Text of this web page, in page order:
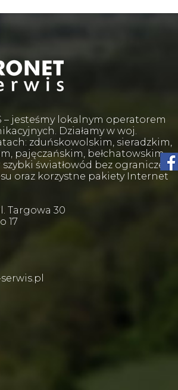
– jesteśmy lokalnym operatorem
Działamy w woj.
zduńskowolskim, sieradzkim,
pajęczańskim, bełchatowskim.
światłowód bez ograniczeń
oraz korzystne pakiety Internet
Targowa 30
17